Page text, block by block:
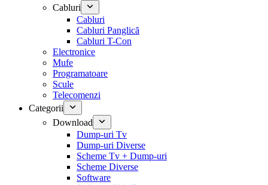
Cabluri
Cabluri
Cabluri Panglică
Cabluri T-Con
Electronice
Mufe
Programatoare
Scule
Telecomenzi
Categorii
Download
Dump-uri Tv
Dump-uri Diverse
Scheme Tv + Dump-uri
Scheme Diverse
Software